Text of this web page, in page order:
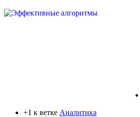
+1 к ветке Аналитика